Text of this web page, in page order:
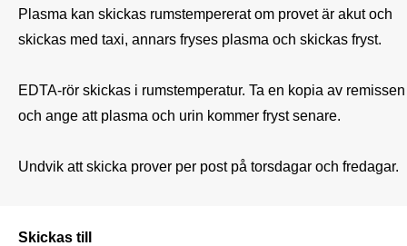
Plasma kan skickas rumstempererat om provet är akut och
skickas med taxi, annars fryses plasma och skickas fryst.
EDTA-rör skickas i rumstemperatur. Ta en kopia av remissen
och ange att plasma och urin kommer fryst senare.
Undvik att skicka prover per post på torsdagar och fredagar.
Skickas till